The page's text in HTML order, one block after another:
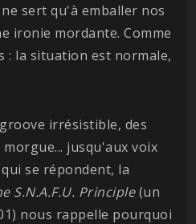
ne sert qu'à emballer nos
ironie mordante. Comme
: la situation est normale,
irrésistible, des
jusqu'aux voix
se répondent, la
S.N.A.F.U. Principle(un
nous rappelle pourquoi